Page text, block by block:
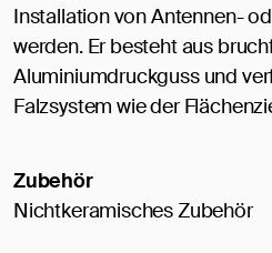
Installation von Antennen-
werden. Er besteht aus
Aluminiumdruckguss und
Falzsystem wie der
Zubehör
Nichtkeramisches Zubehör